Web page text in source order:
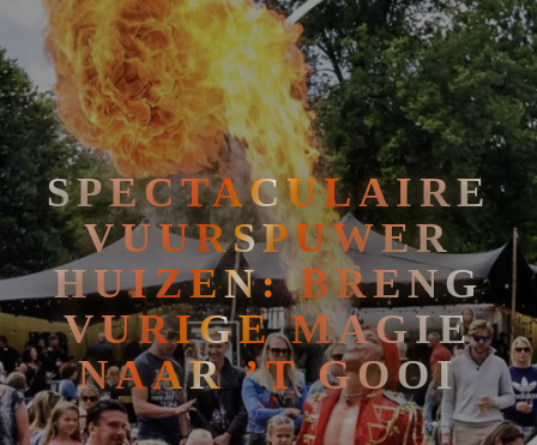
SPECTACULAIRE
VUURSPUWER
HUIZEN: BRENG
VURIGE MAGIE
NAAR ’T GOOI